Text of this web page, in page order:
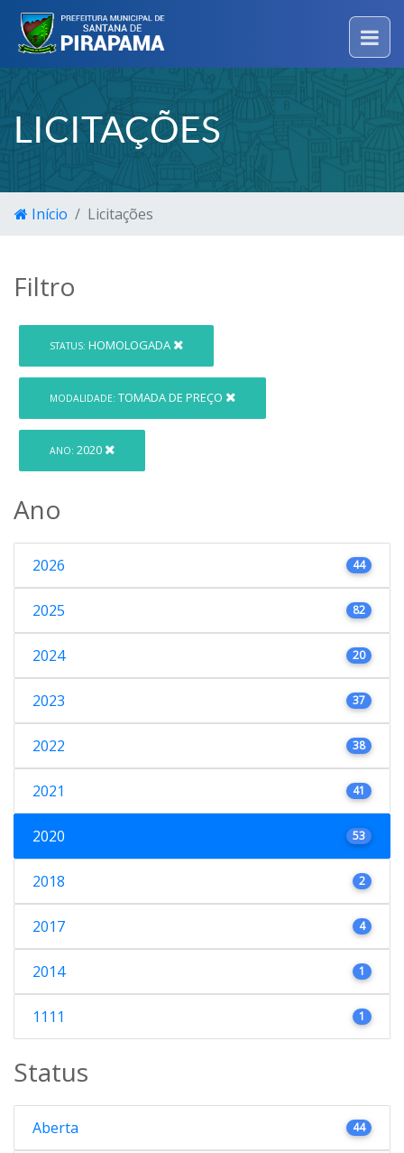
LICITAÇÕES
Início Licitações
Filtro
STATUS: HOMOLOGADA
MODALIDADE: TOMADA DE PREÇO
ANO: 2020
Ano
2026 44
2025 82
2024 20
2023 37
2022 38
2021 41
2020 53
2018 2
2017 4
2014 1
1111 1
Status
Aberta 44